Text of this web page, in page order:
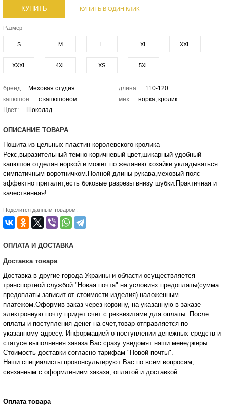
КУПИТЬ КУПИТЬ В ОДИН КЛИК
Размер
S M L XL XXL
XXXL 4XL XS 5XL
бренд Меховая студия длина:
110-120
капюшон:
с капюшоном мех:
норка, кролик
Цвет:
Шоколад
ОПИСАНИЕ ТОВАРА
Пошита из цельных пластин королевского кролика
Рекс,выразительный темно-коричневый цвет,шикарный удобный
капюшон отделан норкой и может по желанию хозяйки укладываться
симпатичным воротничком.Полной длины рукава,меховый пояс
эффектно приталит,есть боковые разрезы внизу шубки.Практичная и
качественная!
Поделится данным товаром:
ОПЛАТА И ДОСТАВКА
Доставка товара
Доставка в другие города Украины и области осуществляется
транспортной службой "Новая почта" на условиях предоплаты(сумма
предоплаты зависит от стоимости изделия) наложенным
платежом.Оформив заказ через корзину, на указанную в заказе
электронную почту придет счет с реквизитами для оплаты. После
оплаты и поступления денег на счет,товар отправляется по
указанному адресу. Информацией о поступлении денежных средств и
статусе выполнения заказа Вас сразу уведомят наши менеджеры.
Стоимость доставки согласно тарифам "Новой почты".
Наши специалисты проконсультируют Вас по всем вопросам,
связанным с оформлением заказа, оплатой и доставкой.
Оплата товара